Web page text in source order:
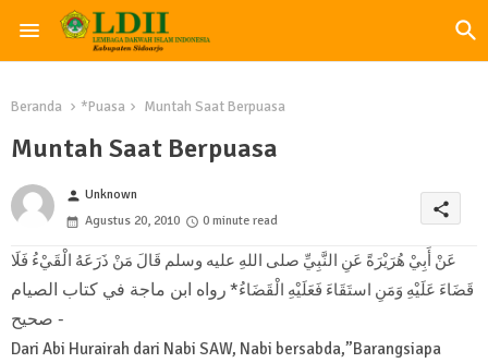
Beranda *Puasa Muntah Saat Berpuasa
Muntah Saat Berpuasa
person Unknown
Agustus 20, 2010
0 minute read
share
عَنْ أَبِيْ هُرَيْرَةً عَنِ النَّبِيِّ صلى اللهِ عليه وسلم قَالَ مَنْ ذَرَعَهُ الْقَيْءُ فَلَا
قَضَاءَ عَلَيْهِ وَمَنِ استَقَاءَ فَعَلَيْهِ الْقَضَاءُ* رواه ابن ماجة في كتاب الصيام
- صحيح
Dari Abi Hurairah dari Nabi SAW, Nabi bersabda,”Barangsiapa